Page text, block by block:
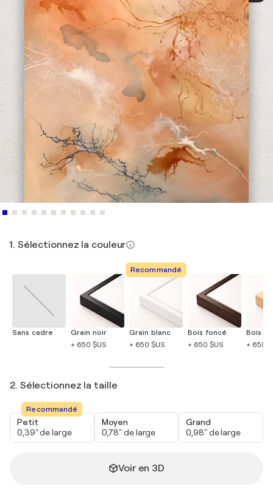
1. Sélectionnez la couleur
Sans cadre
Grain noir
+ 650 $US
Recommandé
Grain blanc
+ 650 $US
Bois foncé
+ 650 $US
Bois
+ 650
2. Sélectionnez la taille
Recommandé
Petit
0,39" de large
Moyen
0,78" de large
Grand
0,98" de large
Voir en 3D